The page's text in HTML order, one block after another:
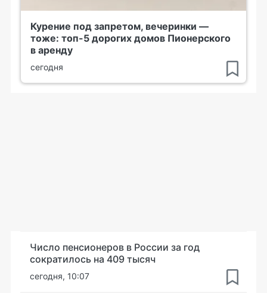
Курение под запретом, вечеринки —
тоже: топ-5 дорогих домов Пионерского
в аренду
сегодня
Число пенсионеров в России за год
сократилось на 409 тысяч
сегодня, 10:07